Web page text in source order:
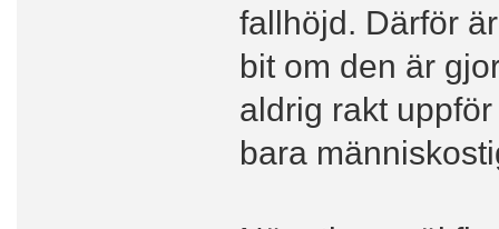
fallhöjd. Därför
bit om den är
aldrig rakt
bara